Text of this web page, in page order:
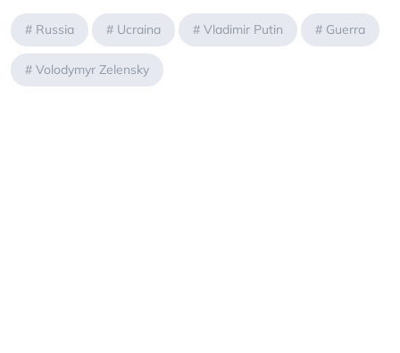
# Russia # Ucraina # Vladimir Putin # Guerra
# Volodymyr Zelensky